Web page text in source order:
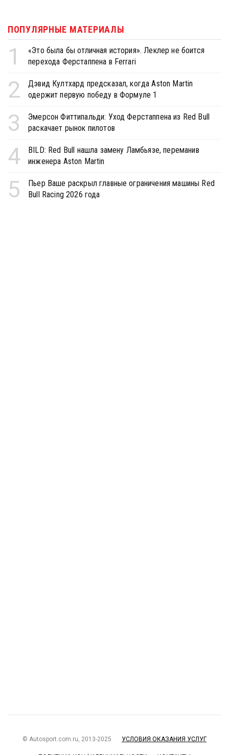
ПОПУЛЯРНЫЕ МАТЕРИАЛЫ
1
«Это была бы отличная история». Леклер не боится
перехода Ферстаппена в Ferrari
2
Дэвид Култхард предсказал, когда Aston Martin
одержит первую победу в Формуле 1
3
Эмерсон Фиттипальди: Уход Ферстаппена из Red Bull
раскачает рынок пилотов
4
BILD: Red Bull нашла замену Ламбьязе, переманив
инженера Aston Martin
5
Пьер Ваше раскрыл главные ограничения машины Red
Bull Racing 2026 года
© Autosport.com.ru, 2013-2025 УСЛОВИЯ ОКАЗАНИЯ УСЛУГ